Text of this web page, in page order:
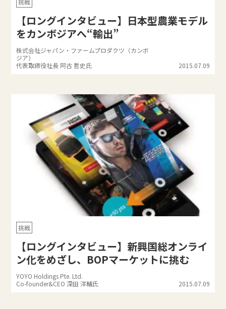
【ロングインタビュー】日本型農業モデル
をカンボジアへ“輸出”
株式会社ジャパン・ファームプロダクツ（カンボ
ジア）
代表取締役社長 阿古 哲史氏
2015.07.09
挑戦
【ロングインタビュー】新興国総オンライ
ン化をめざし、BOPマーケットに挑む
YOYO Holdings Pte. Ltd.
Co-founder&CEO 深田 洋輔氏
2015.07.09